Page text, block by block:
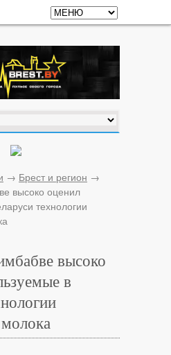
→ Брест и регион →
высоко оценил
технологии
высоко
в